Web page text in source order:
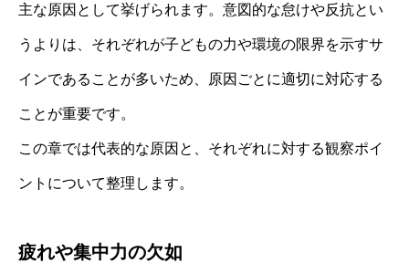
主な原因として挙げられます。意図的な怠けや反抗とい
うよりは、それぞれが子どもの力や環境の限界を示すサ
インであることが多いため、原因ごとに適切に対応する
ことが重要です。
この章では代表的な原因と、それぞれに対する観察ポイ
ントについて整理します。
疲れや集中力の欠如